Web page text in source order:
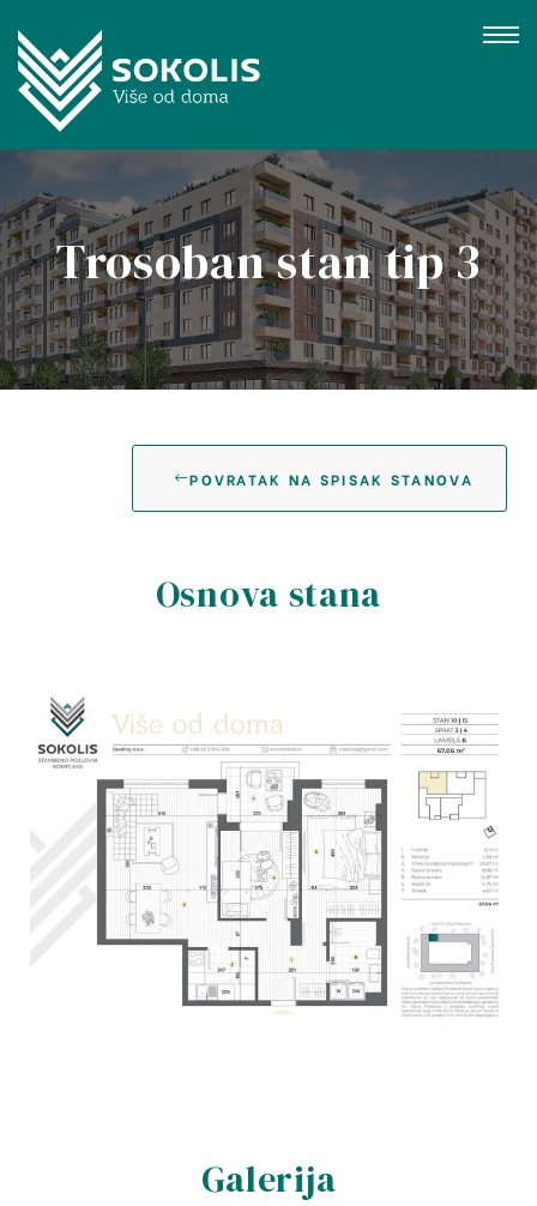
Trosoban stan tip 3
POVRATAK NA SPISAK STANOVA
Osnova stana
Galerija